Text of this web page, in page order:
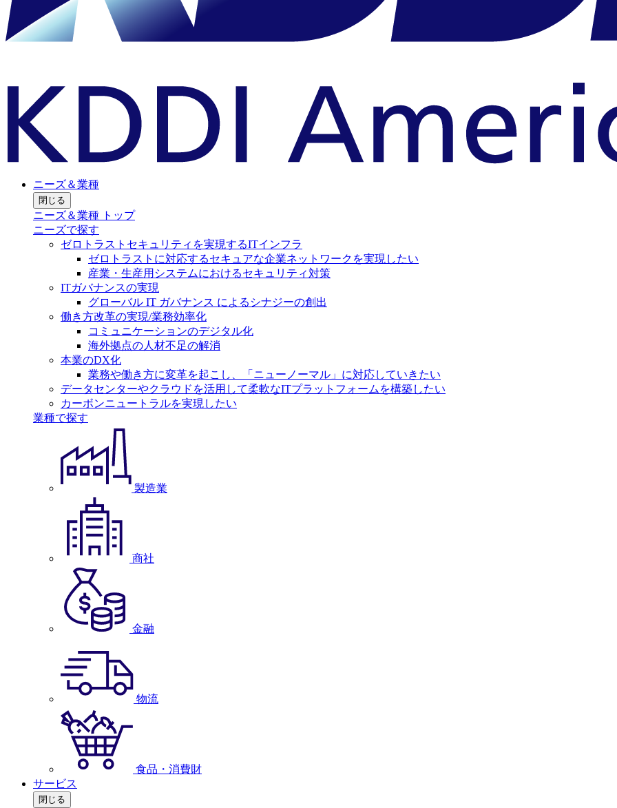
ニーズ＆業種
閉じる
ニーズ＆業種 トップ
ニーズで探す
ゼロトラストセキュリティを実現するITインフラ
ゼロトラストに対応するセキュアな企業ネットワークを実現したい
産業・生産用システムにおけるセキュリティ対策
ITガバナンスの実現
グローバル IT ガバナンス によるシナジーの創出
働き方改革の実現/業務効率化
コミュニケーションのデジタル化
海外拠点の人材不足の解消
本業のDX化
業務や働き方に変革を起こし、「ニューノーマル」に対応していきたい
データセンターやクラウドを活用して柔軟なITプラットフォームを構築したい
カーボンニュートラルを実現したい
業種で探す
製造業
商社
金融
物流
食品・消費財
サービス
閉じる